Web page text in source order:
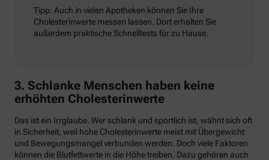
Tipp: Auch in vielen Apotheken können Sie Ihre
Cholesterinwerte messen lassen. Dort erhalten Sie
außerdem praktische Schnelltests für zu Hause.
3. Schlanke Menschen haben keine
erhöhten Cholesterinwerte
Das ist ein Irrglaube. Wer schlank und sportlich ist, wähnt sich oft
in Sicherheit, weil hohe Cholesterinwerte meist mit Übergewicht
und Bewegungsmangel verbunden werden. Doch viele Faktoren
können die Blutfettwerte in die Höhe treiben. Dazu gehören auch